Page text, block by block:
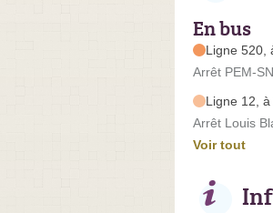
En bus
Ligne 520,
Arrêt PEM-
Ligne 12,
Arrêt Louis
Voir tout